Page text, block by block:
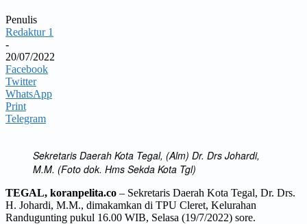
Penulis
Redaktur 1
-
20/07/2022
Facebook
Twitter
WhatsApp
Print
Telegram
Sekretaris Daerah Kota Tegal, (Alm) Dr. Drs Johardi,
M.M. (Foto dok. Hms Sekda Kota Tgl)
TEGAL, koranpelita.co – Sekretaris Daerah Kota Tegal, Dr. Drs.
H. Johardi, M.M., dimakamkan di TPU Cleret, Kelurahan
Randugunting pukul 16.00 WIB, Selasa (19/7/2022) sore.